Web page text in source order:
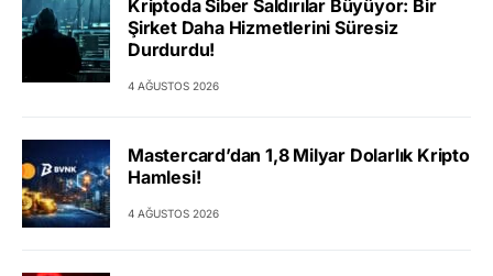
Kriptoda Siber Saldırılar Büyüyor: Bir
Şirket Daha Hizmetlerini Süresiz
Durdurdu!
4 AĞUSTOS 2026
Mastercard’dan 1,8 Milyar Dolarlık Kripto
Hamlesi!
4 AĞUSTOS 2026